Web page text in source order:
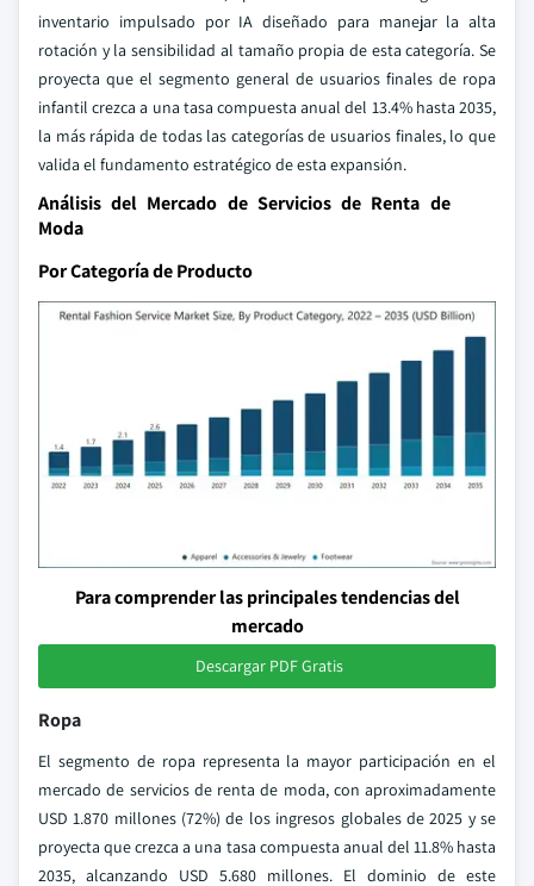
inventario impulsado por IA diseñado para manejar la alta
rotación y la sensibilidad al tamaño propia de esta categoría. Se
proyecta que el segmento general de usuarios finales de ropa
infantil crezca a una tasa compuesta anual del 13.4% hasta 2035,
la más rápida de todas las categorías de usuarios finales, lo que
valida el fundamento estratégico de esta expansión.
Análisis del Mercado de Servicios de Renta de
Moda
Por Categoría de Producto
Para comprender las principales tendencias del
mercado
Descargar PDF Gratis
Ropa
El segmento de ropa representa la mayor participación en el
mercado de servicios de renta de moda, con aproximadamente
USD 1.870 millones (72%) de los ingresos globales de 2025 y se
proyecta que crezca a una tasa compuesta anual del 11.8% hasta
2035, alcanzando USD 5.680 millones. El dominio de este